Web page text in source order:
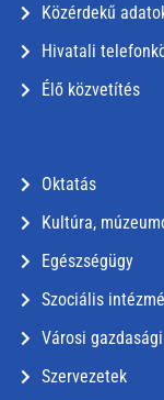
Közérdekű
Hivatali
Élő közvetítés
Oktatás
Kultúra,
Egészségügy
Szociális
Városi
Szervezetek